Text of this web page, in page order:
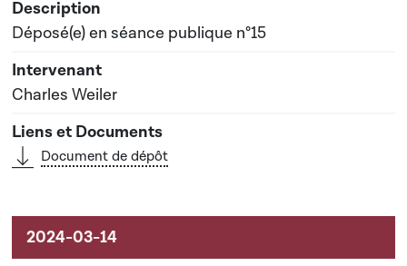
Déposé(e) en séance publique n°15
Charles Weiler
Document de dépôt